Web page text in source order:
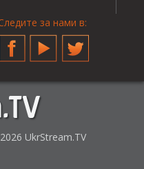
за нами в:
FacebookYouTubeTwitter
UkrStream.TV